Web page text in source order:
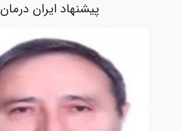
پیشنهاد ایران درمان